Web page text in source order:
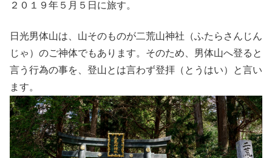
２０１９年５月５日に旅す。
日光男体山は、山そのものが二荒山神社（ふたらさんじん
じゃ）のご神体でもあります。そのため、男体山へ登ると
言う行為の事を、登山とは言わず登拝（とうはい）と言い
ます。